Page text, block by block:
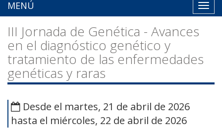
MENÚ
III Jornada de Genética - Avances
en el diagnóstico genético y
tratamiento de las enfermedades
genéticas y raras
Desde el martes, 21 de abril de 2026
hasta el miércoles, 22 de abril de 2026